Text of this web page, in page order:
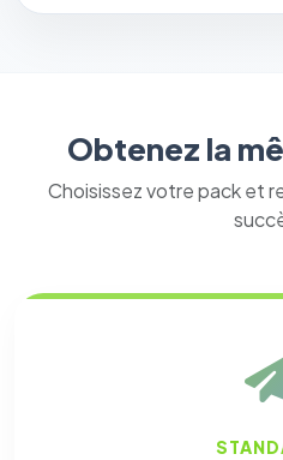
Obtenez la
Choisissez votre pack et
Nécessaires au fonctionnement
mémorisation de vos choix de